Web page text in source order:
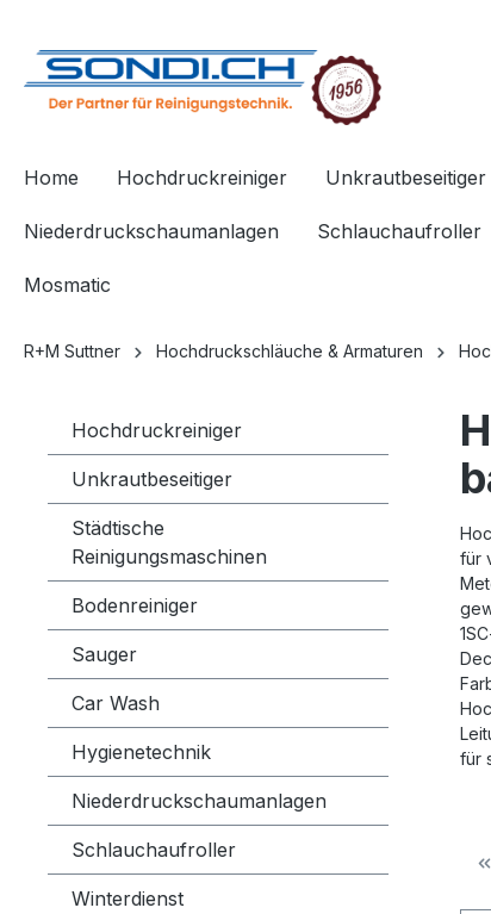
Home Hochdruckreiniger Unkrautbeseitiger
Niederdruckschaumanlagen Schlauchaufroller
Mosmatic
R+M Suttner Hochdruckschläuche & Armaturen
Hochdruckreiniger
Unkrautbeseitiger
Städtische
Reinigungsmaschinen
Bodenreiniger
Sauger
Car Wash
Hygienetechnik
Niederdruckschaumanlagen
Schlauchaufroller
Winterdienst
für
für